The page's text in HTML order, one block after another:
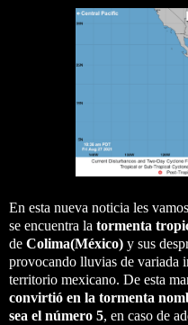
En esta nueva noticia les
se encuentra la tormenta
de Colima(México) y sus
provocando lluvias de variada
territorio mexicano. De esta
convirtió en la tormenta
sea el número 5, en caso de